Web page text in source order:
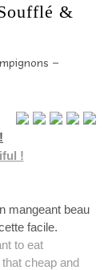
&
!
mangeant beau
facile.
to eat
cheap and